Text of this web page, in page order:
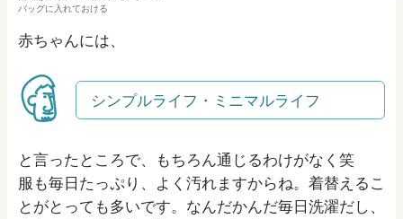
バッグに入れておける
赤ちゃんには、
シンプルライフ・ミニマルライフ
と言ったところで、もちろん通じるわけがなく笑
服も毎日たっぷり、よく汚れますからね。着替えるこ
とがとっても多いです。なんだかんだ毎日洗濯だし、